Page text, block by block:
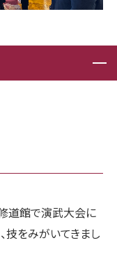
修道館で演武大会に
技をみがいてきまし